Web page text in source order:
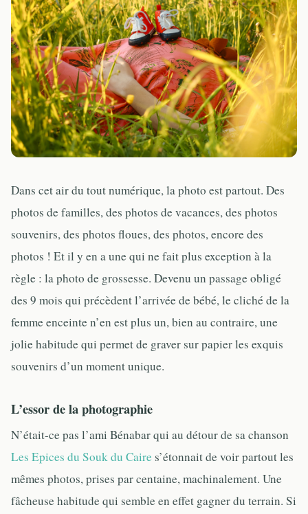
Dans cet air du tout numérique, la photo est partout. Des
photos de familles, des photos de vacances, des photos
souvenirs, des photos floues, des photos, encore des
photos ! Et il y en a une qui ne fait plus exception à la
règle : la photo de grossesse. Devenu un passage obligé
des 9 mois qui précèdent l’arrivée de bébé, le cliché de la
femme enceinte n’en est plus un, bien au contraire, une
jolie habitude qui permet de graver sur papier les exquis
souvenirs d’un moment unique.
L’essor de la photographie
N’était-ce pas l’ami Bénabar qui au détour de sa chanson
Les Epices du Souk du Caire s’étonnait de voir partout les
mêmes photos, prises par centaine, machinalement. Une
fâcheuse habitude qui semble en effet gagner du terrain. Si